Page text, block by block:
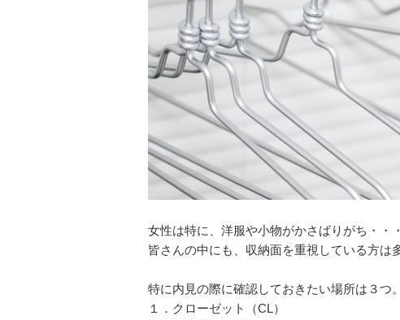
女性は特に、洋服や小物がかさばりがち・・・
皆さんの中にも、収納面を重視している方は
特に内見の際に確認しておきたい場所は３つ。
１．クローゼット（CL）